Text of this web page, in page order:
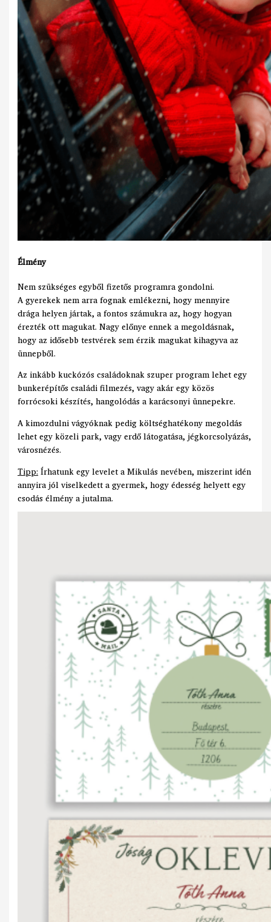
Élmény
Nem szükséges egyből fizetős programra gondolni.
A gyerekek nem arra fognak emlékezni, hogy mennyire
drága helyen jártak, a fontos számukra az, hogy hogyan
érezték ott magukat. Nagy előnye ennek a megoldásnak,
hogy az idősebb testvérek sem érzik magukat kihagyva az
ünnepből.
Az inkább kuckózós családoknak szuper program lehet egy
bunkerépítős családi filmezés, vagy akár egy közös
forrócsoki készítés, hangolódás a karácsonyi ünnepekre.
A kimozdulni vágyóknak pedig költséghatékony megoldás
lehet egy közeli park, vagy erdő látogatása, jégkorcsolyázás,
városnézés.
Tipp: Írhatunk egy levelet a Mikulás nevében, miszerint idén
annyira jól viselkedett a gyermek, hogy édesség helyett egy
csodás élmény a jutalma.